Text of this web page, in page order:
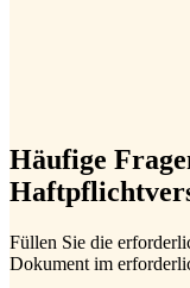
Häufige
Füllen Sie die
Dokument im